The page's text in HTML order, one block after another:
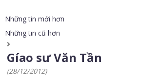
Những tin mới hơn
Những tin cũ hơn
Gíao sư Văn Tần
(28/12/2012)